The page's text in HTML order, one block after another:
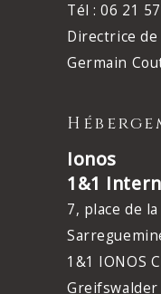
Tél : 06 21
Directrice
Germain
Ionos
1&1
7, place de
1&1 IONOS
Greifswalder